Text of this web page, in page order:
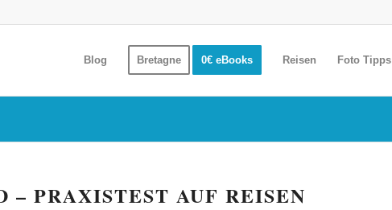
Blog Bretagne 0€ eBooks Reisen Foto Tipps
– PRAXISTEST AUF REISEN